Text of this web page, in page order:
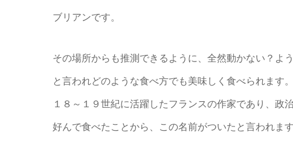
ブリアンです。
その場所からも推測できるように、全然動かない？よ
と言われどのような食べ方でも美味しく食べられます。
１８～１９世紀に活躍したフランスの作家であり、
好んで食べたことから、この名前がついたと言われます